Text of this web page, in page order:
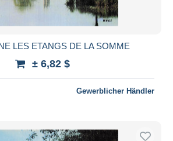
LES ETANGS DE LA SOMME
± 6,82 $
Gewerblicher Händler